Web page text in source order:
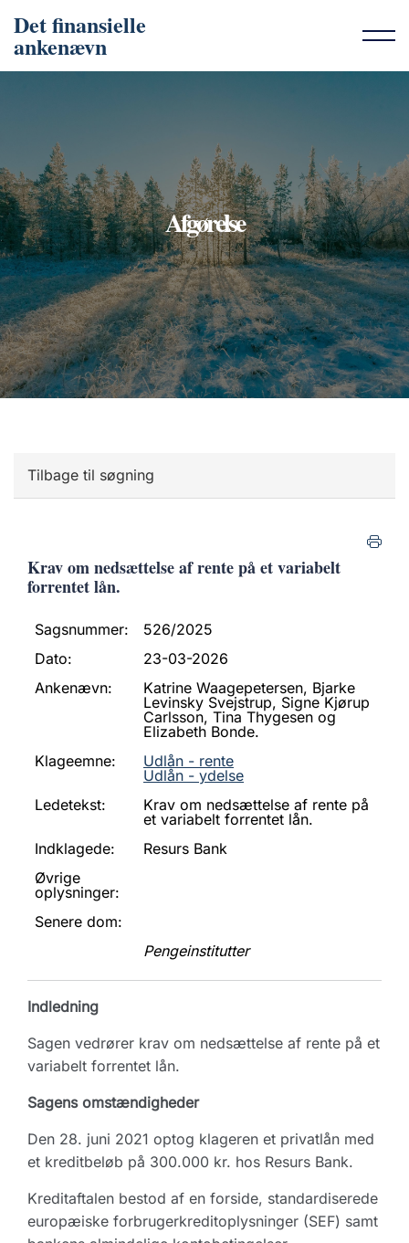
Det finansielle
ankenævn
Afgørelse
Tilbage til søgning
Krav om nedsættelse af rente på et variabelt
forrentet lån.
Sagsnummer:
526/2025
Dato:
23-03-2026
Ankenævn:
Katrine Waagepetersen, Bjarke
Levinsky Svejstrup, Signe Kjørup
Carlsson, Tina Thygesen og
Elizabeth Bonde.
Klageemne:
Udlån - rente
Udlån - ydelse
Ledetekst:
Krav om nedsættelse af rente på
et variabelt forrentet lån.
Indklagede:
Resurs Bank
Øvrige
oplysninger:
Senere dom:
Pengeinstitutter
Indledning
Sagen vedrører krav om nedsættelse af rente på et
variabelt forrentet lån.
Sagens omstændigheder
Den 28. juni 2021 optog klageren et privatlån med
et kreditbeløb på 300.000 kr. hos Resurs Bank.
Kreditaftalen bestod af en forside, standardiserede
europæiske forbrugerkreditoplysninger (SEF) samt